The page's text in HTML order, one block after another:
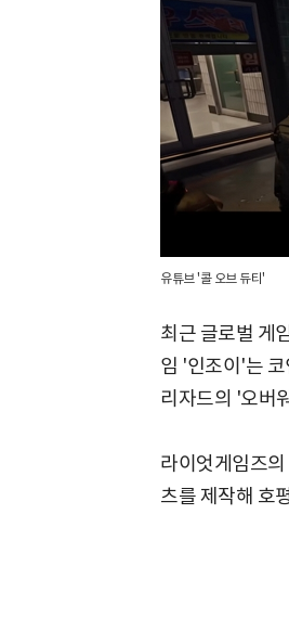
유튜브 '콜 오브 듀티'
최근 글로벌 게
임 '인조이'는
리자드의 '오버
라이엇게임즈
츠를 제작해 호